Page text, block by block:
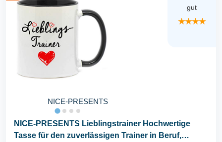
NICE-PRESENTS
gut
★★★★
NICE-PRESENTS Lieblingstrainer Hochwertige
Tasse für den zuverlässigen Trainer in Beruf,